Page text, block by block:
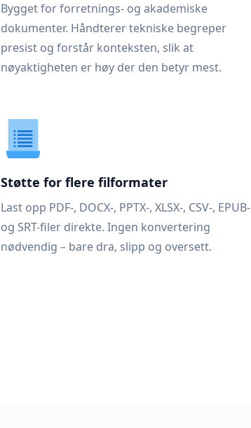
Bygget for forretnings- og akademiske
dokumenter. Håndterer tekniske begreper
presist og forstår konteksten, slik at
nøyaktigheten er høy der den betyr mest.
Støtte for flere filformater
Last opp PDF-, DOCX-, PPTX-, XLSX-, CSV-, EPUB-
og SRT-filer direkte. Ingen konvertering
nødvendig – bare dra, slipp og oversett.